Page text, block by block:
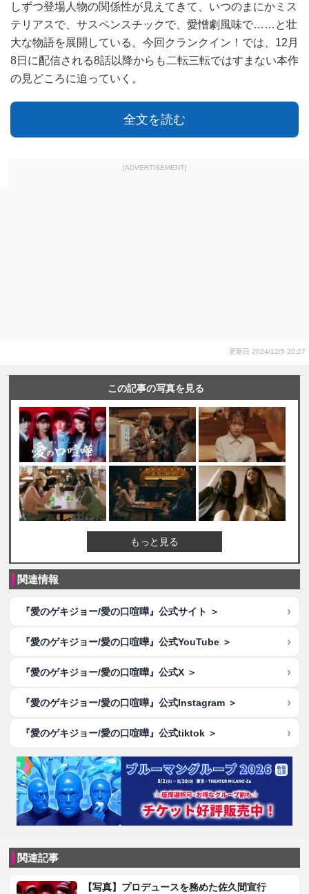
しずつ登場人物の関係性が見えてきて、いつのまにかミス
テリアスで、サスペンスチックで、愛憎劇風味で……と壮
大な物語を展開している。今回クランクイン！では、12月
8日に配信される8話以降からも二転三転ではすまない本作
の見どころに迫っていく。
全文を読む
[ADVERTISEMENT]
更新日 2024/12/5 20:27
この記事の写真を見る
もっと見る
関連情報
『愛のゲキジョー/愛の口喧嘩』公式サイト ＞
『愛のゲキジョー/愛の口喧嘩』公式YouTube ＞
『愛のゲキジョー/愛の口喧嘩』公式X ＞
『愛のゲキジョー/愛の口喧嘩』公式Instagram ＞
『愛のゲキジョー/愛の口喧嘩』公式tiktok ＞
関連記事
【写真】プロデュースを務めた佐久間宣行